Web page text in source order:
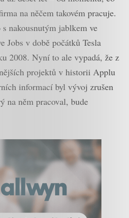
na něčem takovém pracuje.
nakousnutým jablkem ve
Jobs v době počátků Tesla
2008. Nyní to ale vypadá, že z
projektů v historii Applu
informací byl vývoj zrušen
na něm pracoval, bude